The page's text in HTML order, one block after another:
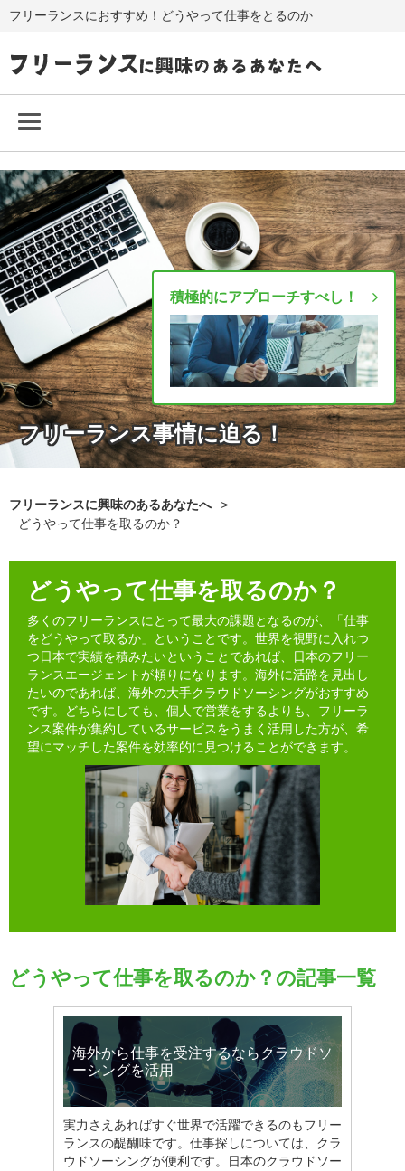
フリーランスにおすすめ！どうやって仕事をとるのか
フリーランス事情に迫る！
積極的にアプローチすべし！
フリーランスに興味のあるあなたへ
>
どうやって仕事を取るのか？
どうやって仕事を取るのか？
多くのフリーランスにとって最大の課題となるのが、「仕事
をどうやって取るか」ということです。世界を視野に入れつ
つ日本で実績を積みたいということであれば、日本のフリー
ランスエージェントが頼りになります。海外に活路を見出し
たいのであれば、海外の大手クラウドソーシングがおすすめ
です。どちらにしても、個人で営業をするよりも、フリーラ
ンス案件が集約しているサービスをうまく活用した方が、希
望にマッチした案件を効率的に見つけることができます。
どうやって仕事を取るのか？の記事一覧
海外から仕事を受注するならクラウドソ
ーシングを活用
実力さえあればすぐ世界で活躍できるのもフリー
ランスの醍醐味です。仕事探しについては、クラ
ウドソーシングが便利です。日本のクラウドソー